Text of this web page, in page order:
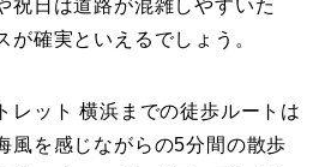
祝日は道路が混雑しやすいた
が確実といえるでしょう。
レット 横浜までの徒歩ルートは
風を感じながらの5分間の散歩